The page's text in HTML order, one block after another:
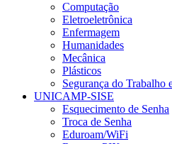
Computação
Eletroeletrônica
Enfermagem
Humanidades
Mecânica
Plásticos
Segurança do Trabalho
UNICAMP-SISE
Esquecimento de Senha
Troca de Senha
Eduroam/WiFi